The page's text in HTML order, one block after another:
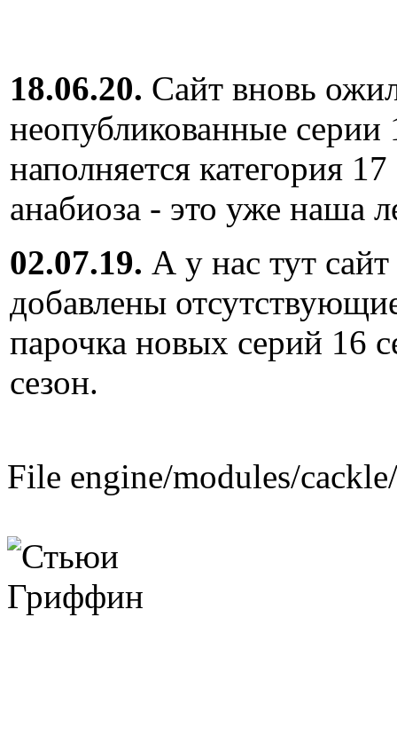
18.06.20. Сайт вновь
неопубликованные серии
наполняется категория
анабиоза - это уже наша
02.07.19. А у нас тут
добавлены
парочка новых серий 16
сезон.
File engine/modules/